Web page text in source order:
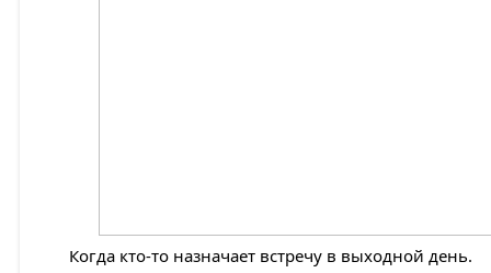
Когда кто-то назначает встречу в выходной день.